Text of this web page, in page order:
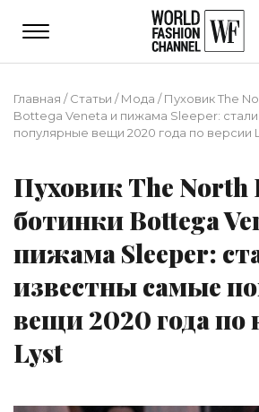
Главная /Статьи /Мода /Пуховик The
Bottega Veneta и пижама Sleeper:
популярные вещи 2020 года по версии
Пуховик The North
ботинки Bottega
пижама Sleeper:
известны самые
вещи 2020 года по
Lyst